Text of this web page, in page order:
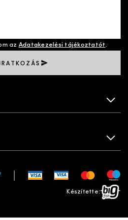
az Adatakezelési tájékoztatót.
Készítette:bigfish